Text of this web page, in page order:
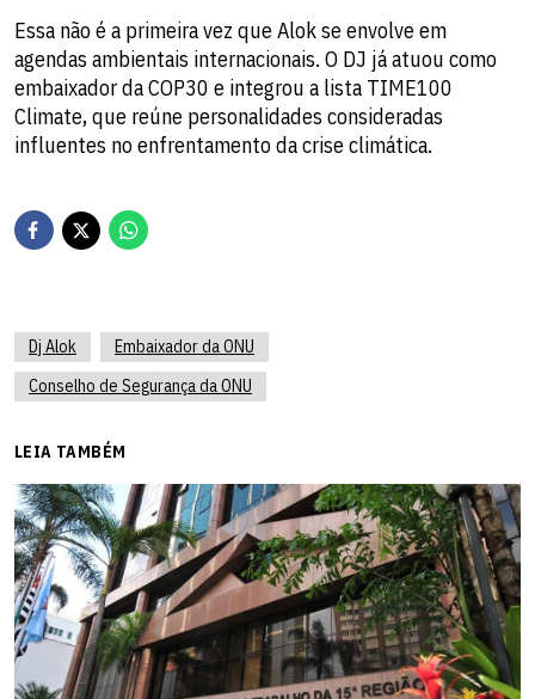
Essa não é a primeira vez que Alok se envolve em
agendas ambientais internacionais. O DJ já atuou como
embaixador da COP30 e integrou a lista TIME100
Climate, que reúne personalidades consideradas
influentes no enfrentamento da crise climática.
Dj Alok
Embaixador da ONU
Conselho de Segurança da ONU
LEIA TAMBÉM